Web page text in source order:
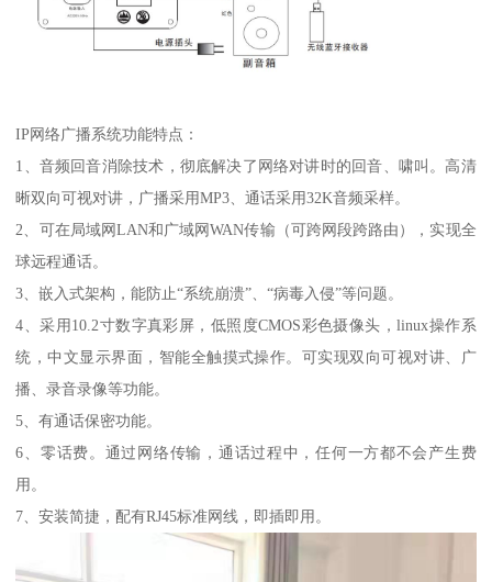
IP网络广播系统功能特点：
1、音频回音消除技术，彻底解决了网络对讲时的回音、啸叫。高清
晰双向可视对讲，广播采用MP3、通话采用32K音频采样。
2、可在局域网LAN和广域网WAN传输（可跨网段跨路由），实现全
球远程通话。
3、嵌入式架构，能防止“系统崩溃”、“病毒入侵”等问题。
4、采用10.2寸数字真彩屏，低照度CMOS彩色摄像头，linux操作系
统，中文显示界面，智能全触摸式操作。可实现双向可视对讲、广
播、录音录像等功能。
5、有通话保密功能。
6、零话费。通过网络传输，通话过程中，任何一方都不会产生费
用。
7、安装简捷，配有RJ45标准网线，即插即用。